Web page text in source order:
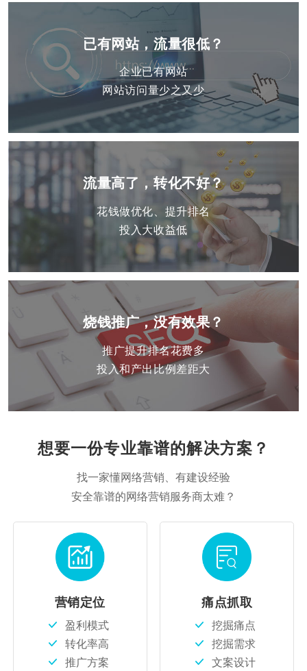
已有网站，流量很低？
企业已有网站
网站访问量少之又少
流量高了，转化不好？
花钱做优化、提升排名
投入大收益低
烧钱推广，没有效果？
推广提升排名花费多
投入和产出比例差距大
想要一份专业靠谱的解决方案？
找一家懂网络营销、有建设经验
安全靠谱的网络营销服务商太难？
营销定位
盈利模式
转化率高
推广方案
痛点抓取
挖掘痛点
挖掘需求
文案设计